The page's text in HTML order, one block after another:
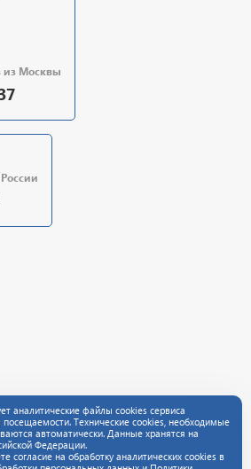
из Москвы
аналитические файлы cookies сервиса
Технические cookies, необходимые
автоматически. Данные хранятся на
Федерации.
согласие на обработку аналитических cookies в